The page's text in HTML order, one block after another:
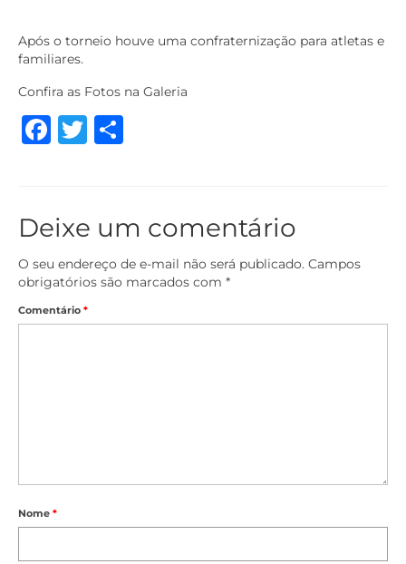
Após o torneio houve uma confraternização para atletas e
familiares.
Confira as Fotos na Galeria
Facebook
Twitter
Deixe um comentário
O seu endereço de e-mail não será publicado. Campos
obrigatórios são marcados com *
Comentário *
Nome *